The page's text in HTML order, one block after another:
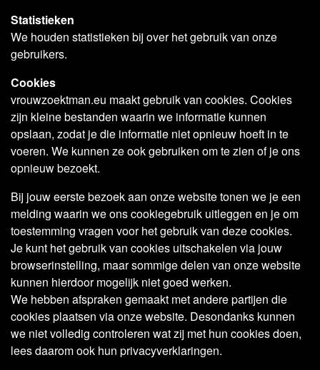
Statistieken
We houden statistieken bij over het gebruik van onze
gebruikers.
Cookies
vrouwzoektman.eu maakt gebruik van cookies. Cookies
zijn kleine bestanden waarin we informatie kunnen
opslaan, zodat je die informatie niet opnieuw hoeft in te
voeren. We kunnen ze ook gebruiken om te zien of je ons
opnieuw bezoekt.
Bij jouw eerste bezoek aan onze website tonen we je een
melding waarin we ons cookiegebruik uitleggen en je om
toestemming vragen voor het gebruik van deze cookies.
Je kunt het gebruik van cookies uitschakelen via jouw
browserinstelling, maar sommige delen van onze website
kunnen hierdoor mogelijk niet goed werken.
We hebben afspraken gemaakt met andere partijen die
cookies plaatsen via onze website. Desondanks kunnen
we niet volledig controleren wat zij met hun cookies doen,
lees daarom ook hun privacyverklaringen.